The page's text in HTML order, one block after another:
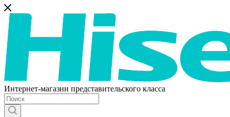
Интернет-магазин представительского класса